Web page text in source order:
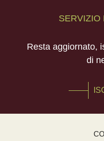
SERVIZIO
Resta aggiornato,
di